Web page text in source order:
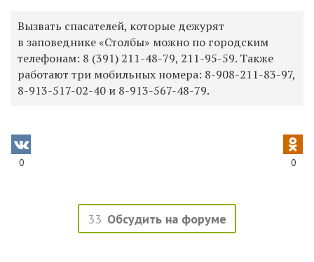
Вызвать спасателей, которые дежурят
в заповеднике «Столбы» можно по городским
телефонам: 8 (391) 211-48-79, 211-95-59. Также
работают три мобильных номера: 8-908-211-83-97,
8-913-517-02-40 и 8-913-567-48-79.
0 0
33 Обсудить на форуме